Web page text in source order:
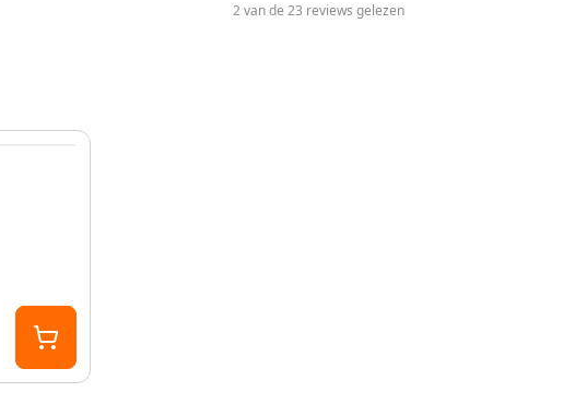
2 van de 23 reviews gelezen